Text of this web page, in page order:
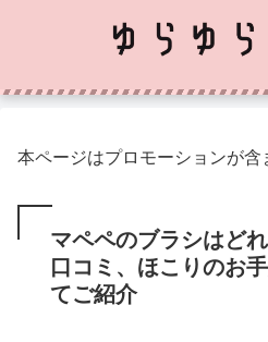
本ページはプロモーションが含
マペペのブラシはど
口コミ、ほこりのお
てご紹介